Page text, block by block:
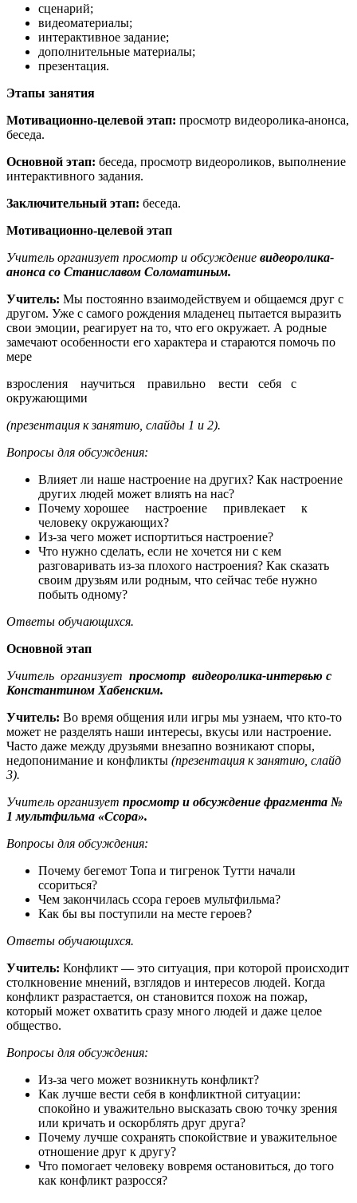
сценарий;
видеоматериалы;
интерактивное задание;
дополнительные материалы;
презентация.
Этапы занятия
Мотивационно-целевой этап: просмотр видеоролика-анонса,
беседа.
Основной этап: беседа, просмотр видеороликов, выполнение
интерактивного задания.
Заключительный этап: беседа.
Мотивационно-целевой этап
Учитель организует просмотр и обсуждение видеоролика-
анонса со Станиславом Соломатиным.
Учитель: Мы постоянно взаимодействуем и общаемся друг с
другом. Уже с самого рождения младенец пытается выразить
свои эмоции, реагирует на то, что его окружает. А родные
замечают особенности его характера и стараются помочь по
мере
взросления научиться правильно вести себя с
окружающими
(презентация к занятию, слайды 1 и 2).
Вопросы для обсуждения:
Влияет ли наше настроение на других? Как настроение
других людей может влиять на нас?
Почему хорошее настроение привлекает к
человеку окружающих?
Из-за чего может испортиться настроение?
Что нужно сделать, если не хочется ни с кем
разговаривать из-за плохого настроения? Как сказать
своим друзьям или родным, что сейчас тебе нужно
побыть одному?
Ответы обучающихся.
Основной этап
Учитель организует просмотр видеоролика-интервью с
Константином Хабенским.
Учитель: Во время общения или игры мы узнаем, что кто-то
может не разделять наши интересы, вкусы или настроение.
Часто даже между друзьями внезапно возникают споры,
недопонимание и конфликты (презентация к занятию, слайд
3).
Учитель организует просмотр и обсуждение фрагмента №
1 мультфильма «Ссора».
Вопросы для обсуждения:
Почему бегемот Топа и тигренок Тутти начали
ссориться?
Чем закончилась ссора героев мультфильма?
Как бы вы поступили на месте героев?
Ответы обучающихся.
Учитель: Конфликт — это ситуация, при которой происходит
столкновение мнений, взглядов и интересов людей. Когда
конфликт разрастается, он становится похож на пожар,
который может охватить сразу много людей и даже целое
общество.
Вопросы для обсуждения:
Из-за чего может возникнуть конфликт?
Как лучше вести себя в конфликтной ситуации:
спокойно и уважительно высказать свою точку зрения
или кричать и оскорблять друг друга?
Почему лучше сохранять спокойствие и уважительное
отношение друг к другу?
Что помогает человеку вовремя остановиться, до того
как конфликт разросся?